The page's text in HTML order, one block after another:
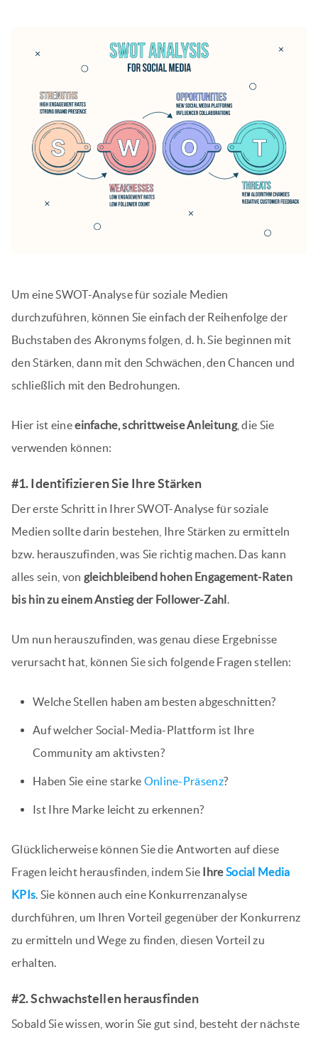
Um eine SWOT-Analyse für soziale Medien
durchzuführen, können Sie einfach der Reihenfolge der
Buchstaben des Akronyms folgen, d. h. Sie beginnen mit
den Stärken, dann mit den Schwächen, den Chancen und
schließlich mit den Bedrohungen.
Hier ist eineeinfache, schrittweise Anleitung, die Sie
verwenden können:
#1. Identifizieren Sie Ihre Stärken
Der erste Schritt in Ihrer SWOT-Analyse für soziale
Medien sollte darin bestehen, Ihre Stärken zu ermitteln
bzw. herauszufinden, was Sie richtig machen. Das kann
alles sein, von gleichbleibend hohen Engagement-Raten
bis hin zu einem Anstieg der Follower-Zahl
Um nun herauszufinden, was genau diese Ergebnisse
verursacht hat, können Sie sich folgende Fragen stellen:
Welche Stellen haben am besten abgeschnitten?
Auf welcher Social-Media-Plattform ist Ihre
Community am aktivsten?
Haben Sie eine starke Online-Präsenz?
Ist Ihre Marke leicht zu erkennen?
Glücklicherweise können Sie die Antworten auf diese
Fragen leicht herausfinden, indem Sie Ihre Social Media
KPIs . Sie können auch eine Konkurrenzanalyse
durchführen, um Ihren Vorteil gegenüber der Konkurrenz
zu ermitteln und Wege zu finden, diesen Vorteil zu
erhalten.
#2. Schwachstellen herausfinden
Sobald Sie wissen, worin Sie gut sind, besteht der nächste